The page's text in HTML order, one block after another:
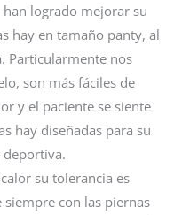
logrado mejorar su
hay en tamaño panty, al
Particularmente nos
son más fáciles de
y el paciente se siente
hay diseñadas para su
deportiva.
su tolerancia es
con las piernas